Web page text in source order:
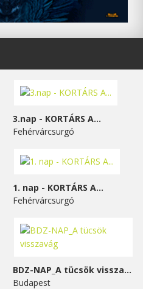
3.nap - KORTÁRS A...
Fehérvárcsurgó
1. nap - KORTÁRS A...
Fehérvárcsurgó
BDZ-NAP_A tücsök visszavág
Budapest